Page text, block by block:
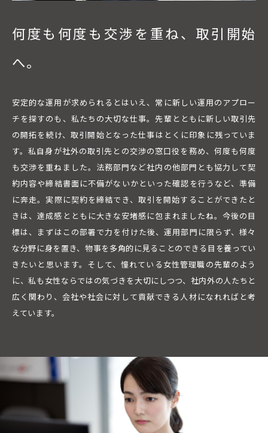
何度も何度も交渉を重ね、 取引開始
へ。
安定的な運用が求められるとはいえ、常に新しい運用のアプロー
チを探すのも、私たちの大切な仕事。先輩とともに新しい取引先
の開拓を続け、取引開始となった仕事はとくに印象に残っていま
す。私自身が社外の取引先との交渉の窓口役を務め、何度も何度
も交渉を重ねました。法務部門など社内の他部門とも協力して契
約内容や締結書面に不備がないかといった確認を行うなど、準備
に奔走。実際に契約を締結でき、取引を開始することができたと
きは、達成感とともに大きな安堵感に包まれましたね。今後の目
標は、まずはこの部署で力を付けた後、運用部門に限らず、様々
な分野に身を置き、物事を多角的に見ることのできる目を養ってい
きたいと思います。そして、憧れている女性管理職の先輩のよう
に、私も女性ならではの気づきを大切にしつつ、社内外の人たちと
広く関わり、会社や社会に対して貢献できる人材になれればと考
えています。